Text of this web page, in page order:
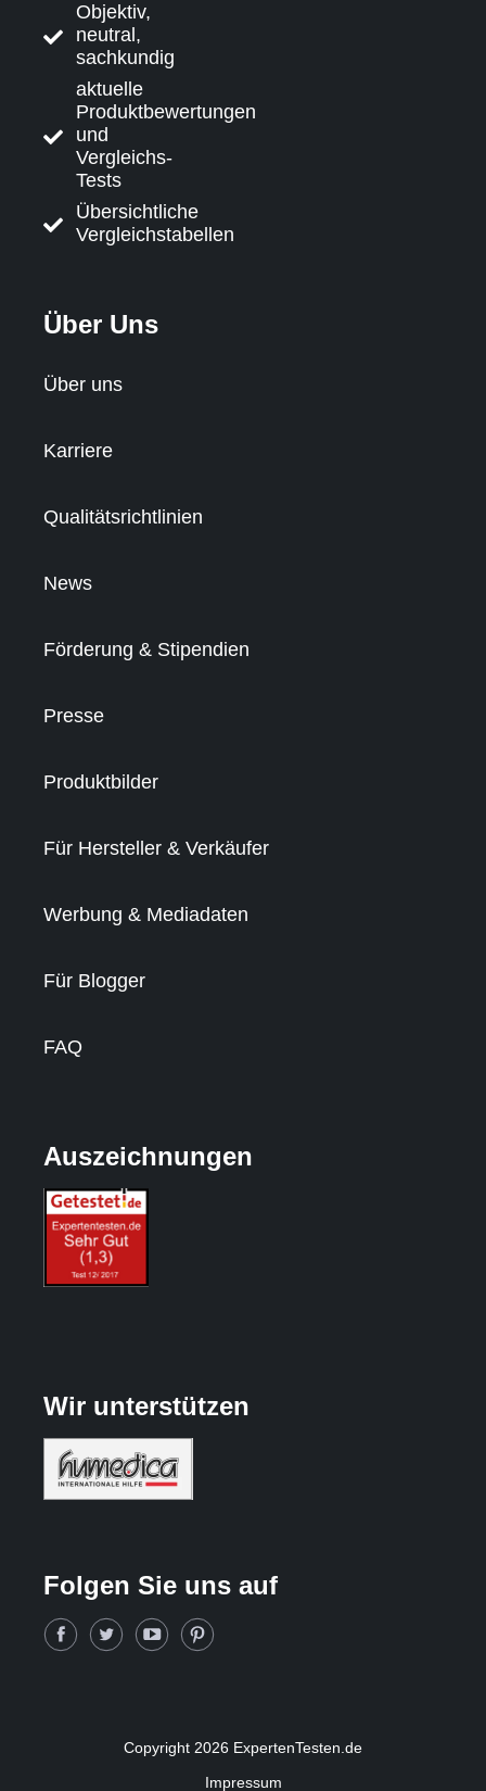
Objektiv,
neutral,
sachkundig
aktuelle
Produktbewertungen
und
Vergleichs-
Tests
Übersichtliche
Vergleichstabellen
Über Uns
Über uns
Karriere
Qualitätsrichtlinien
News
Förderung & Stipendien
Presse
Produktbilder
Für Hersteller & Verkäufer
Werbung & Mediadaten
Für Blogger
FAQ
Auszeichnungen
Wir unterstützen
Folgen Sie uns auf
Copyright 2026 ExpertenTesten.de
Impressum